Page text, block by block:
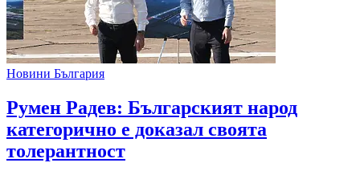
Новини България
Румен Радев: Българският народ
категорично е доказал своята
толерантност